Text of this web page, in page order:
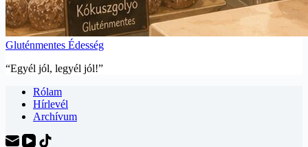
Gluténmentes Édesség
“Egyél jól, legyél jól!”
Rólam
Hírlevél
Archívum